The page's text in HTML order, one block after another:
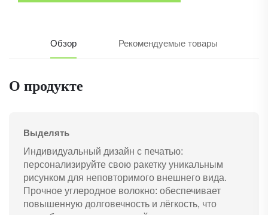
Обзор Рекомендуемые товары
О продукте
Выделять
Индивидуальный дизайн с печатью:
персонализируйте свою ракетку уникальным
рисунком для неповторимого внешнего вида.
Прочное углеродное волокно: обеспечивает
повышенную долговечность и лёгкость, что